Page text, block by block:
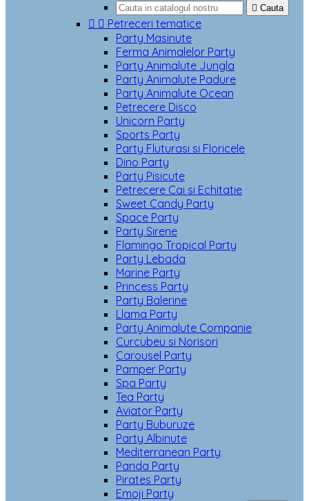
 Cauta
  Petreceri tematice
Party Masinute
Ferma Animalelor Party
Party Animalute Jungla
Party Animalute Padure
Party Animalute Ocean
Petrecere Disco
Unicorn Party
Sports Party
Party Fluturasi si Floricele
Dino Party
Party Pisicute
Petrecere Cai si Echitatie
Sweet Candy Party
Space Party
Party Sirene
Flamingo Tropical Party
Party Lebada
Marine Party
Princess Party
Party Balerine
Llama Party
Party Animalute Companie
Curcubeu si Norisori
Carousel Party
Pamper Party
Spa Party
Tea Party
Aviator Party
Party Buburuze
Party Albinute
Mediterranean Party
Panda Party
Pirates Party
Emoji Party